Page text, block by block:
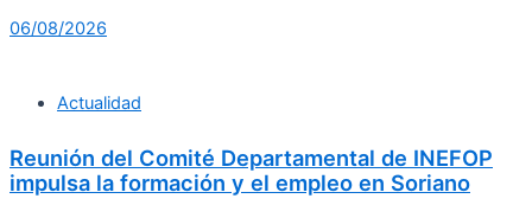
06/08/2026
Actualidad
Reunión del Comité Departamental de INEFOP
impulsa la formación y el empleo en Soriano